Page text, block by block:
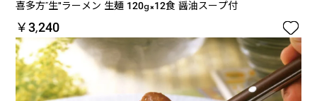
喜多方“生"ラーメン 生麺 120g×12食 醤油スープ付
￥3,240 